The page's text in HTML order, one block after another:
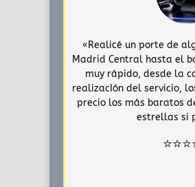
«Realicé un porte de
Madrid Central hasta el
muy rápido, desde la
realizacIón del servicio,
precio los más baratos
estrellas si